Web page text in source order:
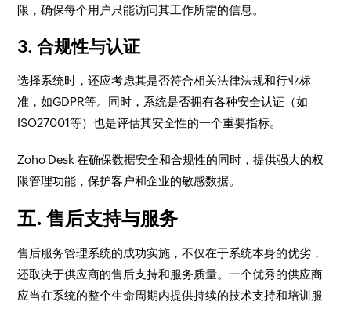
限，确保每个用户只能访问其工作所需的信息。
3. 合规性与认证
选择系统时，还应考虑其是否符合相关法律法规和行业标
准，如GDPR等。同时，系统是否拥有各种安全认证（如
ISO27001等）也是评估其安全性的一个重要指标。
Zoho Desk 在确保数据安全和合规性的同时，提供强大的权
限管理功能，保护客户和企业的敏感数据。
五. 售后支持与服务
售后服务管理系统的成功实施，不仅在于系统本身的优劣，
还取决于供应商的售后支持和服务质量。一个优秀的供应商
应当在系统的整个生命周期内提供持续的技术支持和培训服